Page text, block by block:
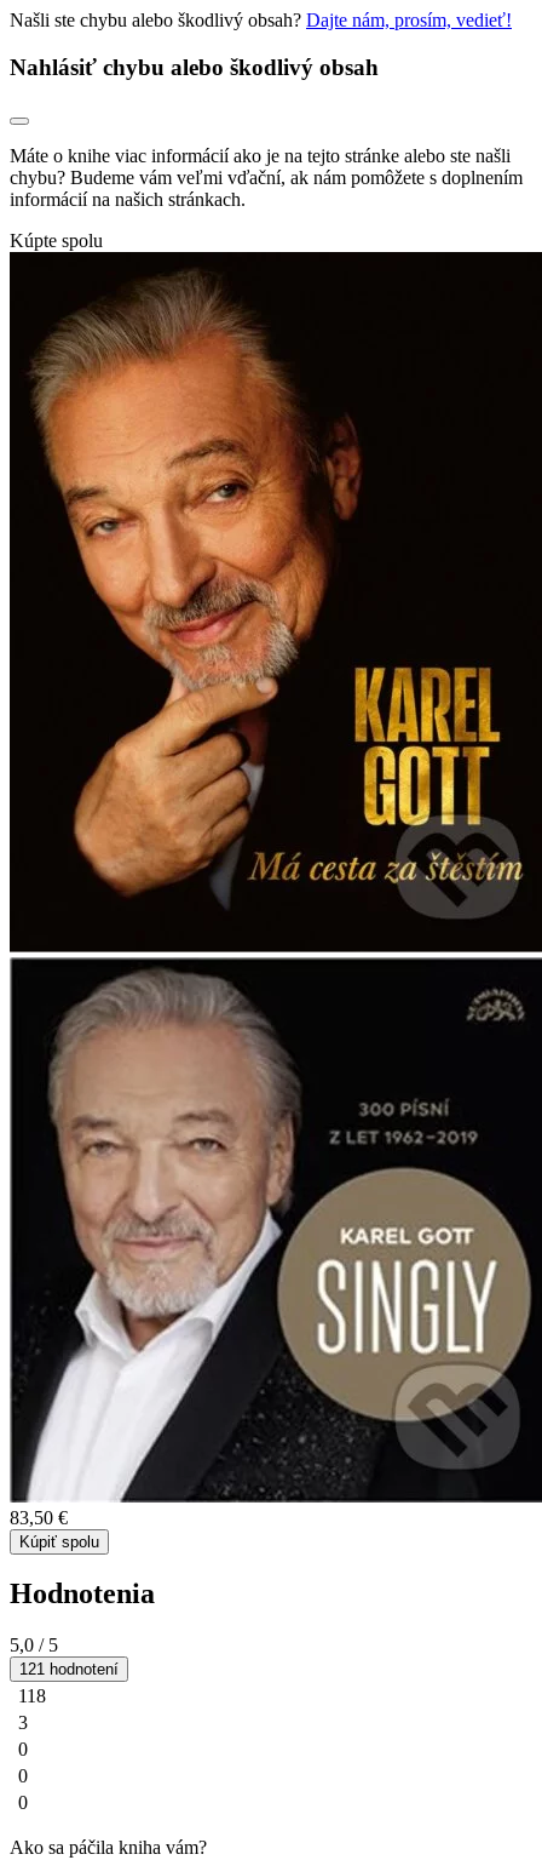
Našli ste chybu alebo škodlivý obsah? Dajte nám, prosím, vedieť!
Nahlásiť chybu alebo škodlivý obsah
Máte o knihe viac informácií ako je na tejto stránke alebo ste našli
chybu? Budeme vám veľmi vďační, ak nám pomôžete s doplnením
informácií na našich stránkach.
Kúpte spolu
83,50 €
Kúpiť spolu
Hodnotenia
5,0 / 5
121 hodnotení
118
3
0
0
0
Ako sa páčila kniha vám?